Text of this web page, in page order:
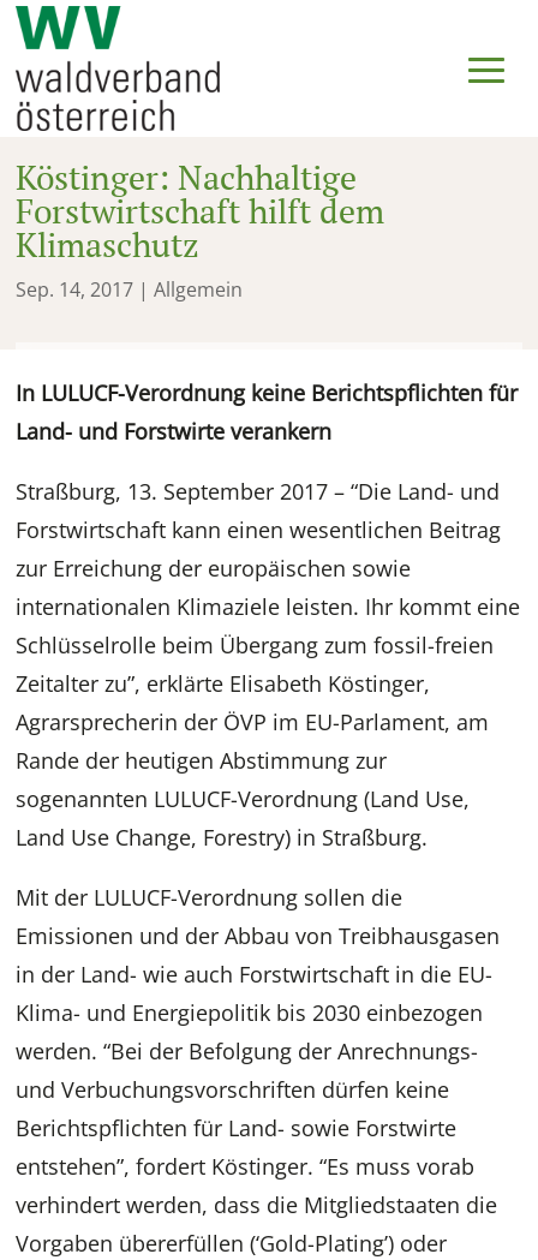
Köstinger: Nachhaltige
Forstwirtschaft hilft dem
Klimaschutz
Sep. 14, 2017 | Allgemein
In LULUCF-Verordnung keine Berichtspflichten für
Land- und Forstwirte verankern
Straßburg, 13. September 2017 – “Die Land- und
Forstwirtschaft kann einen wesentlichen Beitrag
zur Erreichung der europäischen sowie
internationalen Klimaziele leisten. Ihr kommt eine
Schlüsselrolle beim Übergang zum fossil-freien
Zeitalter zu”, erklärte Elisabeth Köstinger,
Agrarsprecherin der ÖVP im EU-Parlament, am
Rande der heutigen Abstimmung zur
sogenannten LULUCF-Verordnung (Land Use,
Land Use Change, Forestry) in Straßburg.
Mit der LULUCF-Verordnung sollen die
Emissionen und der Abbau von Treibhausgasen
in der Land- wie auch Forstwirtschaft in die EU-
Klima- und Energiepolitik bis 2030 einbezogen
werden. “Bei der Befolgung der Anrechnungs-
und Verbuchungsvorschriften dürfen keine
Berichtspflichten für Land- sowie Forstwirte
entstehen”, fordert Köstinger. “Es muss vorab
verhindert werden, dass die Mitgliedstaaten die
Vorgaben übererfüllen (‘Gold-Plating’) oder